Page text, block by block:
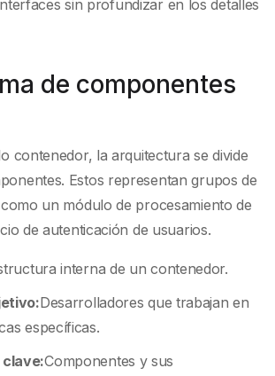
sin profundizar en los detalles
de componentes
contenedor, la arquitectura se divide
Estos representan grupos de
un módulo de procesamiento de
de autenticación de usuarios.
interna de un contenedor.
Desarrolladores que trabajan en
específicas.
clave:Componentes y sus